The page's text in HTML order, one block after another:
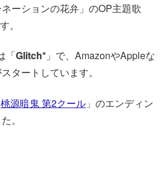
ーションの花弁」のOP主題歌
。
「Glitch* 」で、AmazonやAppleな
タートしています。
桃源暗鬼 第2クール 」のエンディン
。